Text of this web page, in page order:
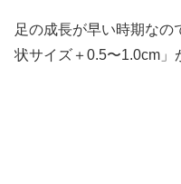
足の成長が早い時期なの
状サイズ＋0.5〜1.0cm」